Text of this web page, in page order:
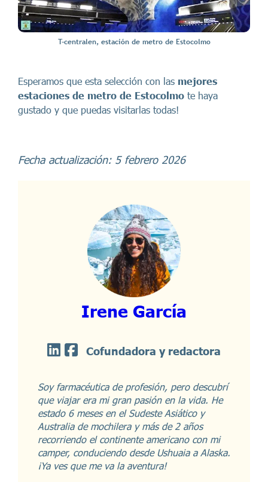
T-centralen, estación de metro de Estocolmo
Esperamos que esta selección con las mejores
estaciones de metro de Estocolmo te haya
gustado y que puedas visitarlas todas!
Fecha actualización: 5 febrero 2026
Irene García
Cofundadora y redactora
Soy farmacéutica de profesión, pero descubrí
que viajar era mi gran pasión en la vida. He
estado 6 meses en el Sudeste Asiático y
Australia de mochilera y más de 2 años
recorriendo el continente americano con mi
camper, conduciendo desde Ushuaia a Alaska.
¡Ya ves que me va la aventura!